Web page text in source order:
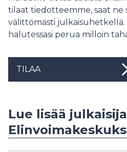
tilaat tiedotteemme, saat ne
välittömästi julkaisuhetkellä.
halutessasi perua milloin
TILAA
Lue lisää